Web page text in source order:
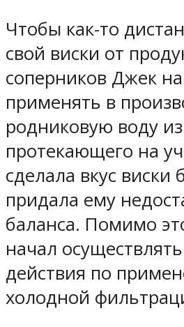
Чтобы как-то
свой виски от
соперников Джек
применять в
родниковую воду
протекающего на
сделала вкус виски
придала ему
баланса. Помимо
начал
действия по
холодной